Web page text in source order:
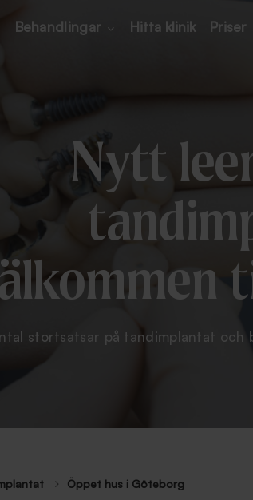
Behandlingar Hitta klinik Priser
Nytt
stortsatsar på tandimplantat och
Öppet hus i Göteborg